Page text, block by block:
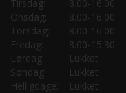
Tirsdag:
8.00-16.00
Onsdag:
8.00-16.00
Torsdag:
8.00-16.00
Fredag:
8.00-15.30
Lørdag:
Lukket
Søndag:
Lukket
Helligdage:
Lukket